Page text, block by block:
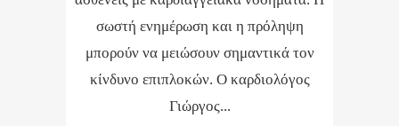
σωστή ενημέρωση και η πρόληψη
μπορούν να μειώσουν σημαντικά τον
κίνδυνο επιπλοκών. Ο καρδιολόγος
Γιώργος...